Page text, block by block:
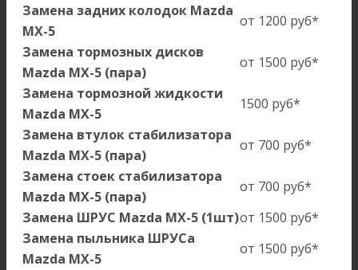
Замена задних колодок Mazda
MX-5
от 1200 руб*
Замена тормозных дисков
Mazda MX-5 (пара)
от 1500 руб*
Замена тормозной жидкости
Mazda MX-5
1500 руб*
Замена втулок стабилизатора
Mazda MX-5 (пара)
от 700 руб*
Замена стоек стабилизатора
Mazda MX-5 (пара)
от 700 руб*
Замена ШРУС Mazda MX-5 (1шт)от 1500 руб*
Замена пыльника ШРУСа
Mazda MX-5
от 1500 руб*